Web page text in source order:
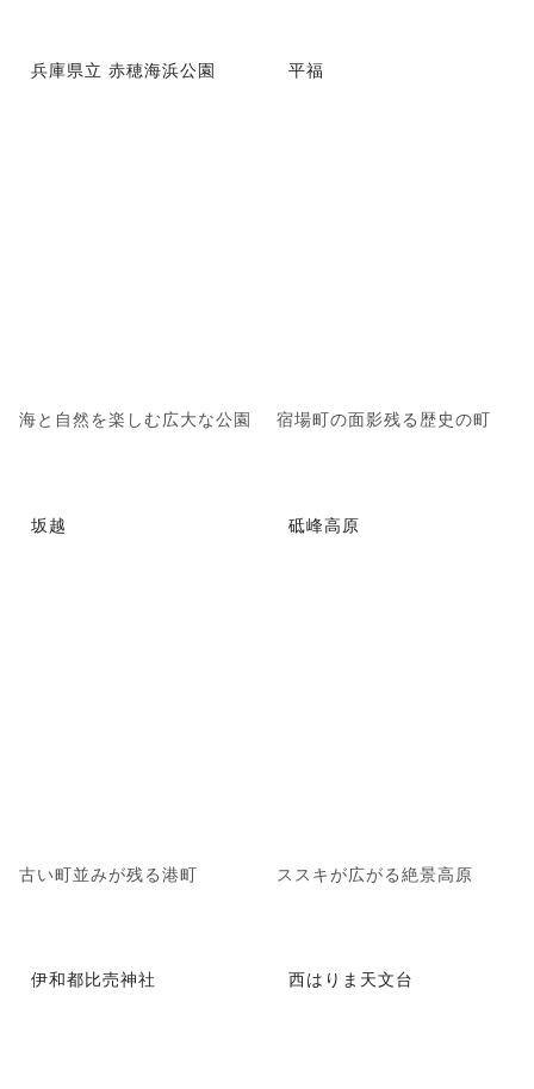
兵庫県立 赤穂海浜公園
海と自然を楽しむ広大な公園
平福
宿場町の面影残る歴史の町
坂越
古い町並みが残る港町
砥峰高原
ススキが広がる絶景高原
伊和都比売神社 西はりま天文台